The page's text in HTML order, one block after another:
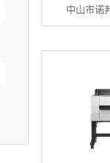
中山市诺